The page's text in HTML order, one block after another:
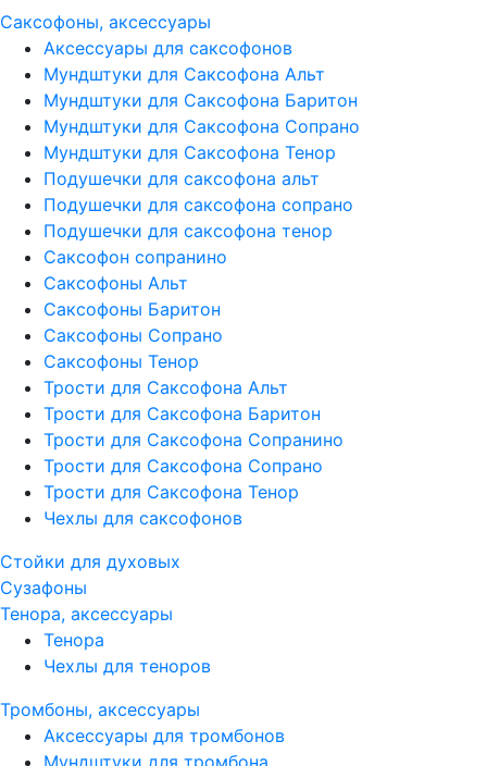
Саксофоны, аксессуары
Аксессуары для саксофонов
Мундштуки для Саксофона Альт
Мундштуки для Саксофона Баритон
Мундштуки для Саксофона Сопрано
Мундштуки для Саксофона Тенор
Подушечки для саксофона альт
Подушечки для саксофона сопрано
Подушечки для саксофона тенор
Саксофон сопранино
Саксофоны Альт
Саксофоны Баритон
Саксофоны Сопрано
Саксофоны Тенор
Трости для Саксофона Альт
Трости для Саксофона Баритон
Трости для Саксофона Сопранино
Трости для Саксофона Сопрано
Трости для Саксофона Тенор
Чехлы для саксофонов
Стойки для духовых
Сузафоны
Тенора, аксессуары
Тенора
Чехлы для теноров
Тромбоны, аксессуары
Аксессуары для тромбонов
Мундштуки для тромбона